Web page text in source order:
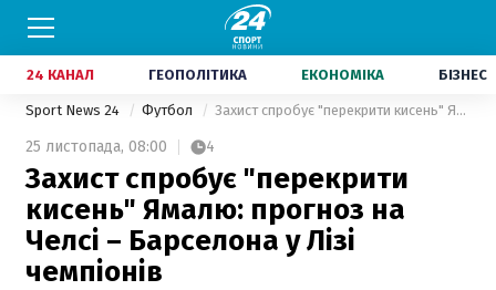
24 КАНАЛ ГЕОПОЛІТИКА ЕКОНОМІКА БІЗНЕС
Sport News 24 Футбол Захист спробує "перекрити кисень" Ямалю: прогноз на Челсі – Барселона у Лізі чемпіонів
25 листопада, 08:00 4
Захист спробує "перекрити
кисень" Ямалю: прогноз на
Челсі – Барселона у Лізі
чемпіонів